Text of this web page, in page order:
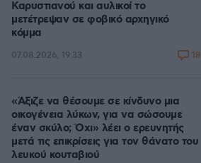
Καρυστιανού και αυλικοί το
μετέτρεψαν σε φοβικό αρχηγικό
κόμμα
07.08.2026, 19:33 18
«Άξιζε να θέσουμε σε κίνδυνο μια
οικογένεια λύκων, για να σώσουμε
έναν σκύλο; Όχι» λέει ο ερευνητής
μετά τις επικρίσεις για τον θάνατο του
λευκού κουταβιού